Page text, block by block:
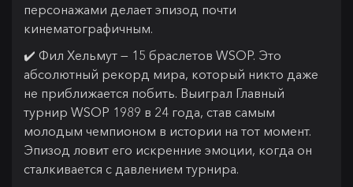
персонажами делает эпизод почти
кинематографичным.
✔️ Фил Хельмут — 15 браслетов WSOP. Это
абсолютный рекорд мира, который никто даже
не приближается побить. Выиграл Главный
турнир WSOP 1989 в 24 года, став самым
молодым чемпионом в истории на тот момент.
Эпизод ловит его искренние эмоции, когда он
сталкивается с давлением турнира.